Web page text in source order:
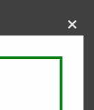
ќе го